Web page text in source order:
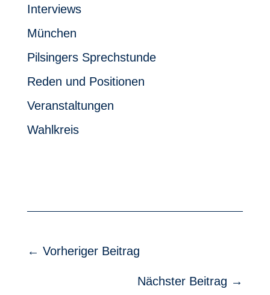
Interviews
München
Pilsingers Sprechstunde
Reden und Positionen
Veranstaltungen
Wahlkreis
← Vorheriger Beitrag
Nächster Beitrag →